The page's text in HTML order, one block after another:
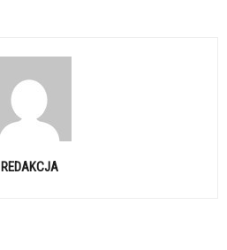
REDAKCJA